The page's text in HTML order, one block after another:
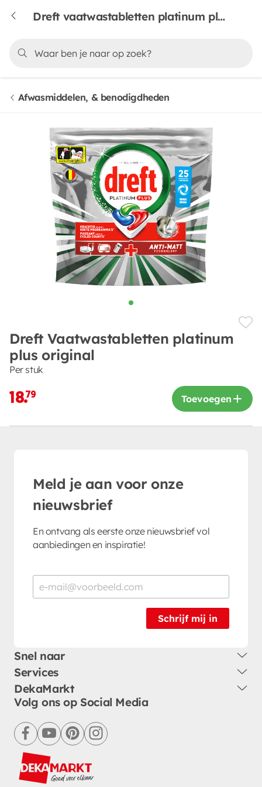
Dreft vaatwastabletten platinum plus original
Afwasmiddelen, & benodigdheden
Dreft Vaatwastabletten platinum
plus original
Per stuk
18.79 Toevoegen
Meld je aan voor onze
nieuwsbrief
En ontvang als eerste onze nieuwsbrief vol
aanbiedingen en inspiratie!
Schrijf mij in
Snel naar
Services
DekaMarkt
Volg ons op Social Media
facebookyoutubepinterestinstagram